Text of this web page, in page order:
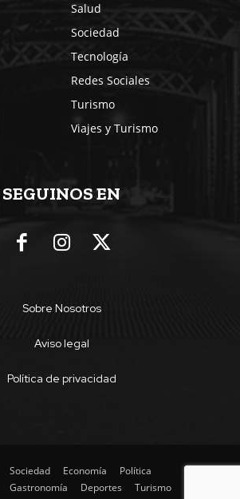
Salud
Sociedad
Tecnología
Redes Sociales
Turismo
Viajes y Turismo
SEGUINOS EN
Sobre Nosotros
Aviso legal
Política de privacidad
Sociedad Economía
Política
Gastronomía
Deportes
Turismo